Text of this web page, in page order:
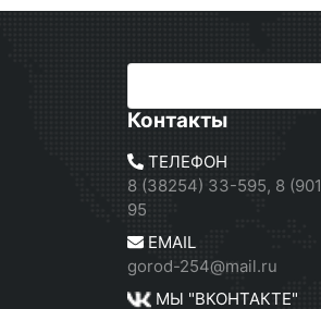
Контакты
ТЕЛЕФОН
8 (38254) 33-595, 8
95
EMAIL
gorod-254@mail.ru
МЫ "ВКОНТАКТЕ"